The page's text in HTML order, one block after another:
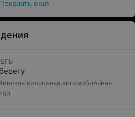
Показать ещё
кольцевая автомобильная